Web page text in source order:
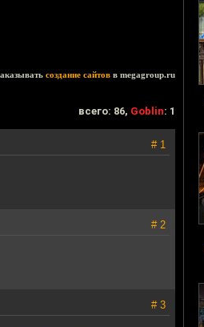
создание сайтов в megagroup.ru
всего: 86, Goblin: 1
# 1
# 2
# 3